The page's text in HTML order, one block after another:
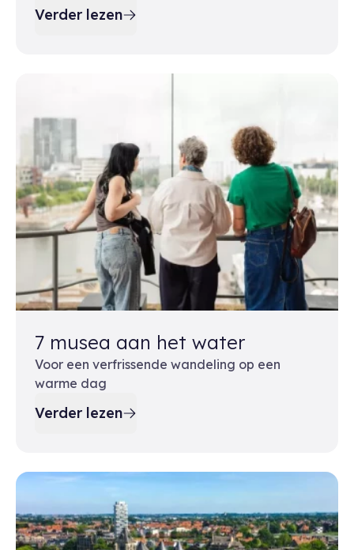
Verder lezen
7 musea aan het water
Voor een verfrissende wandeling op een
warme dag
Verder lezen